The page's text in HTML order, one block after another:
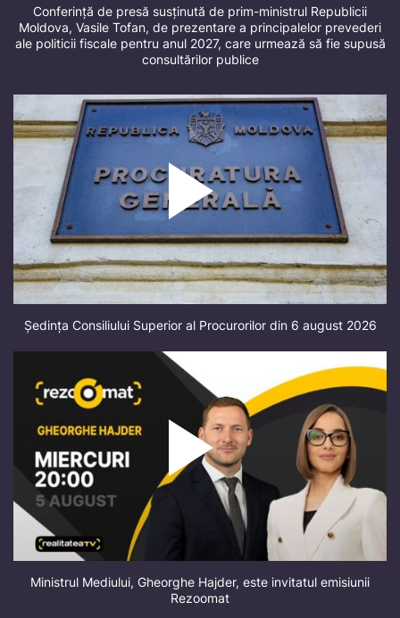
Conferință de presă susținută de prim-ministrul Republicii
Moldova, Vasile Tofan, de prezentare a principalelor prevederi
ale politicii fiscale pentru anul 2027, care urmează să fie supusă
consultărilor publice
Ședința Consiliului Superior al Procurorilor din 6 august 2026
Ministrul Mediului, Gheorghe Hajder, este invitatul emisiunii
Rezoomat